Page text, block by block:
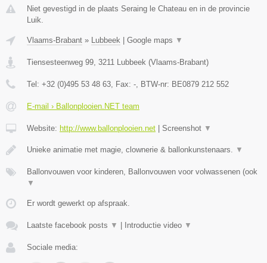
Niet gevestigd in de plaats Seraing le Chateau en in de provincie
Luik.
Vlaams-Brabant » Lubbeek Google maps ▼
Tiensesteenweg 99, 3211 Lubbeek (Vlaams-Brabant)
Tel: +32 (0)495 53 48 63, Fax: -, BTW-nr: BE0879 212 552
E-mail › Ballonplooien.NET team
Website: http://www.ballonplooien.net Screenshot ▼
Unieke animatie met magie, clownerie & ballonkunstenaars. ▼
Ballonvouwen voor kinderen, Ballonvouwen voor volwassenen (ook
▼
Er wordt gewerkt op afspraak.
Laatste facebook posts ▼ Introductie video ▼
Sociale media: